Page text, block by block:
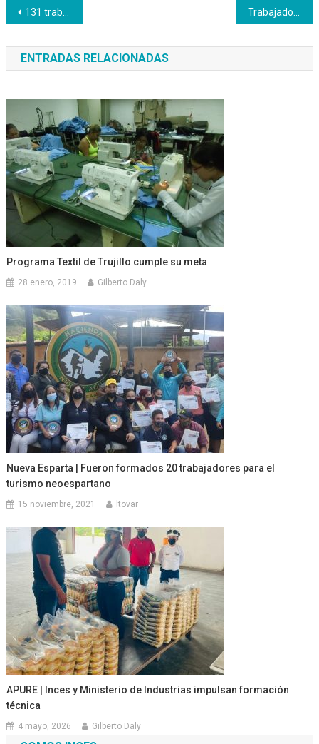
Navegación
de
entradas
131 trabajadores se forman como bachilleres productivos en Inces Aragua Trabajadores de la Siderúrgica Nacional aprendieron con Inces a aplicar códigos de soldadura
ENTRADAS RELACIONADAS
Programa Textil de Trujillo cumple su meta
28 enero, 2019 Gilberto Daly
Nueva Esparta | Fueron formados 20 trabajadores para el
turismo neoespartano
15 noviembre, 2021 ltovar
APURE | Inces y Ministerio de Industrias impulsan formación
técnica
4 mayo, 2026 Gilberto Daly